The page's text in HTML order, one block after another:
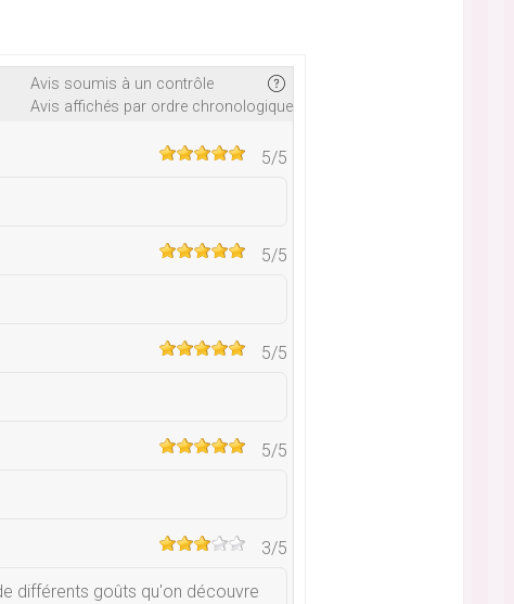
Avis soumis à un contrôle
Avis affichés par ordre chronologique
5/5
5/5
5/5
5/5
3/5
différents goûts qu'on découvre